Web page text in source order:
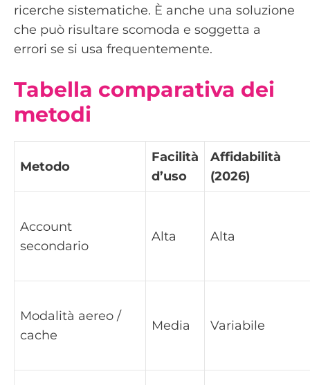
ricerche sistematiche. È anche una soluzione
che può risultare scomoda e soggetta a
errori se si usa frequentemente.
Tabella comparativa dei
metodi
Metodo
Facilità
d’uso
Affidabilità
(2026)
Account
secondario
Alta Alta
Modalità aereo /
cache
Media Variabile